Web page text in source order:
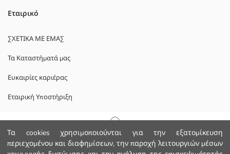
Τα cookies χρησιμοποιούνται για την εξατομίκευση
περιεχομένου και διαφημίσεων, την παροχή λειτουργιών μέσων
Αρχική Σελίδα
Εταιρικό
ΣΧΕΤΙΚΑ ΜΕ ΕΜΑΣ
Τα Καταστήματά μας
Ευκαιρίες καριέρας
Εταιρική Υποστήριξη
Πολιτική Απορρήτου και Ασφάλειας Δεδομένων